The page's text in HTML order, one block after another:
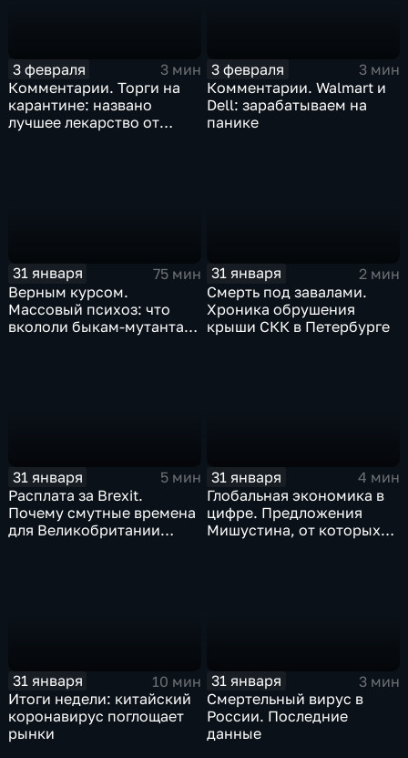
3 февраля
3 мин
Комментарии. Торги на
карантине: названо
лучшее лекарство от
3 февраля
3 мин
Комментарии. Walmart и
Dell: зарабатываем на
панике
31 января
75 мин
Верным курсом.
Массовый психоз: что
вкололи быкам-мутантам,
31 января
2 мин
Смерть под завалами.
Хроника обрушения
крыши СКК в Петербурге
31 января
5 мин
Расплата за Brexit.
Почему смутные времена
для Великобритании
31 января
4 мин
Глобальная экономика в
цифре. Предложения
Мишустина, от которых
31 января
10 мин
Итоги недели: китайский
коронавирус поглощает
рынки
31 января
3 мин
Смертельный вирус в
России. Последние
данные